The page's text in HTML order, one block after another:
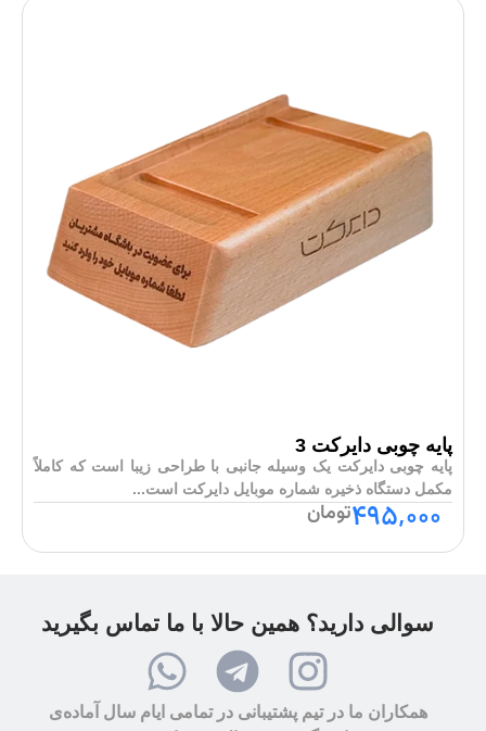
پایه چوبی دایرکت 3
پایه چوبی دایرکت یک وسیله جانبی با طراحی زیبا است که کاملاً
مکمل دستگاه ذخیره شماره موبایل دایرکت است...
495,000تومان
سوالی دارید؟ همین حالا با ما تماس بگیرید
همکاران ما در تیم پشتیبانی در تمامی ایام سال آماده‌ی